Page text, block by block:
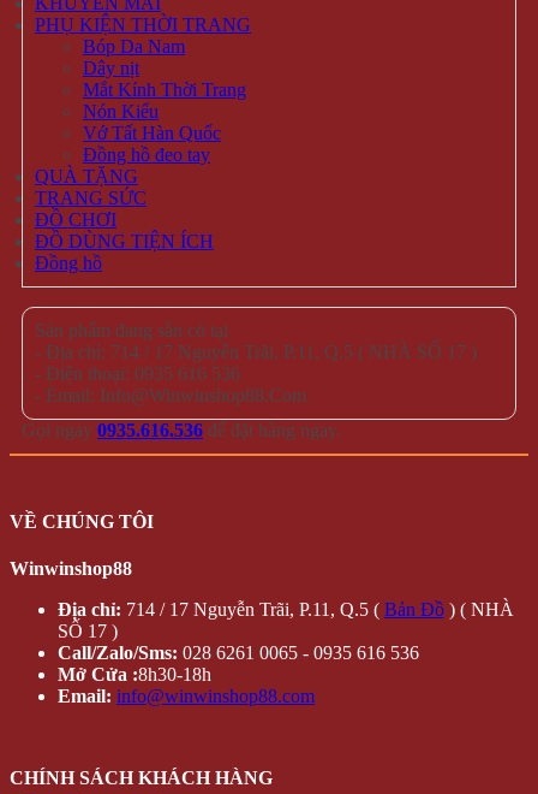
PHỤ KIỆN THỜI TRANG
Bóp Da Nam
Dây nịt
Mắt Kính Thời Trang
Nón Kiểu
Vớ Tất Hàn Quốc
Đồng hồ đeo tay
QUÀ TẶNG
TRANG SỨC
ĐỒ CHƠI
ĐỒ DÙNG TIỆN ÍCH
Đồng hồ
Sản phẩm đang sẵn có tại
- Địa chỉ: 714 / 17 Nguyễn Trãi, P.11, Q.5 ( NHÀ SỐ 17 )
- Điện thoại: 0935 616 536
- Email: Info@Winwinshop88.Com
Gọi ngay 0935.616.536 để đặt hàng ngay.
VỀ CHÚNG TÔI
Winwinshop88
Địa chỉ: 714 / 17 Nguyễn Trãi, P.11, Q.5 ( Bản Đồ ) ( NHÀ
SỐ 17 )
Call/Zalo/Sms: 028 6261 0065 - 0935 616 536
Mở Cửa :8h30-18h
Email: info@winwinshop88.com
CHÍNH SÁCH KHÁCH HÀNG